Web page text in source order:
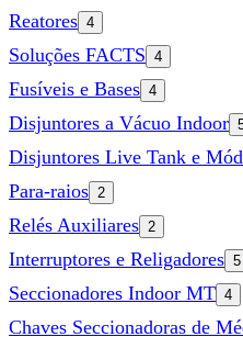
Reatores 4
Soluções FACTS 4
Fusíveis e Bases 4
Disjuntores a Vácuo Indoor
Disjuntores Live Tank e
Para-raios 2
Relés Auxiliares 2
Interruptores e Religadores 5
Seccionadores Indoor MT 4
Chaves Seccionadoras de